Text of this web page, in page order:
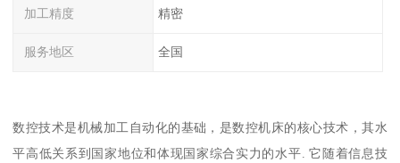
加工精度 精密
服务地区 全国
数控技术是机械加工自动化的基础，是数控机床的核心技术，其水
平高低关系到国家地位和体现国家综合实力的水平. 它随着信息技